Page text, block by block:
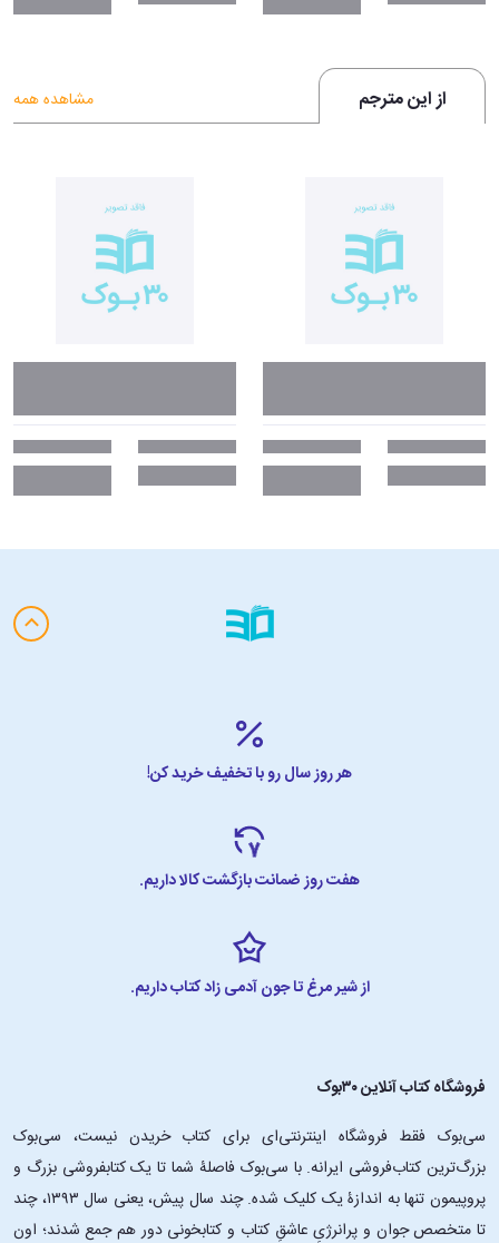
از این مترجم مشاهده همه
هر روز سال رو با تخفیف خرید کن!
هفت روز ضمانت بازگشت کالا داریم.
از شیر مرغ تا جون آدمی زاد کتاب داریم.
فروشگاه کتاب آنلاین ۳۰بوک
سی‌بوک فقط فروشگاه اینترنتی‌ای برای کتاب خریدن نیست، سی‌بوک
بزرگ‌ترین کتاب‌فروشی ایرانه. با سی‌بوک فاصلۀ شما تا یک کتابفروشی بزرگ و
پروپیمون تنها به اندازۀ یک کلیک شده. چند سال پیش، یعنی سال ۱۳۹۳، چند
تا متخصص جوان و پرانرژیِ عاشقِ کتاب و کتابخونی دور هم جمع شدند؛ اون‌